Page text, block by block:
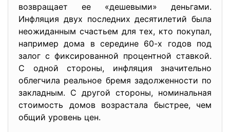
возвращает ее «дешевыми» деньгами.
Инфляция двух последних десятилетий была
неожиданным счастьем для тех, кто покупал,
например дома в середине 60-х годов под
залог с фиксированной процентной ставкой.
С одной стороны, инфляция значительно
облегчила реальное бремя задолженности по
закладным. С другой стороны, номинальная
стоимость домов возрастала быстрее, чем
общий уровень цен.